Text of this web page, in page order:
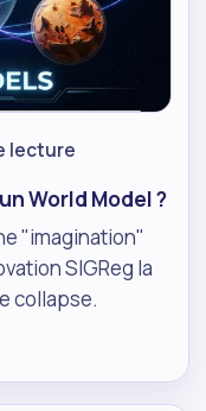
lecture
World Model ?
"imagination"
SIGReg la
collapse.